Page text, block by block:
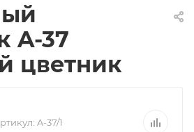
A-37
цветник
A-37/1